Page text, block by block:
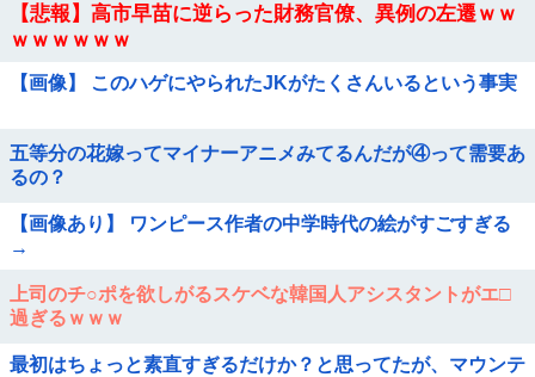
【悲報】高市早苗に逆らった財務官僚、異例の左遷ｗｗ
ｗｗｗｗｗｗ
【画像】 このハゲにやられたJKがたくさんいるという事実
五等分の花嫁ってマイナーアニメみてるんだが④って需要あ
るの？
【画像あり】 ワンピース作者の中学時代の絵がすごすぎる
→
上司のチ○ポを欲しがるスケベな韓国人アシスタントがエ□
過ぎるｗｗｗ
最初はちょっと素直すぎるだけか？と思ってたが、マウンテ